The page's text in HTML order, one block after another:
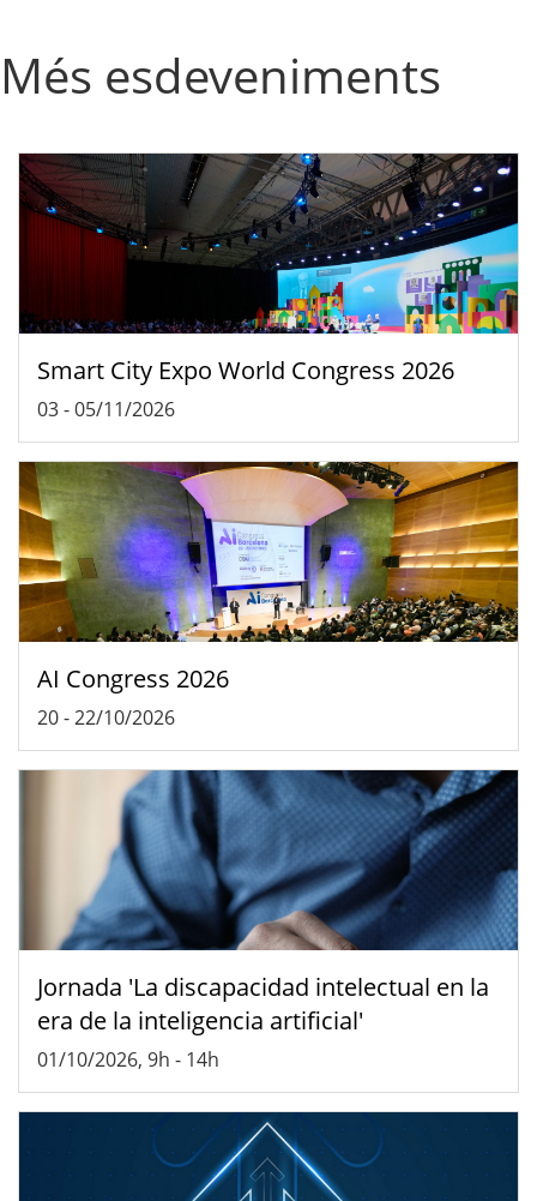
Més esdeveniments
Smart City Expo World Congress 2026
03-05/11/2026
AI Congress 2026
20-22/10/2026
Jornada 'La discapacidad intelectual en la
era de la inteligencia artificial'
01/10/2026, 9h - 14h